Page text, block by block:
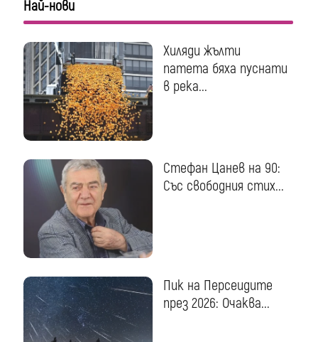
Най-нови
Хиляди жълти
патета бяха пуснати
в река...
Стефан Цанев на 90:
Със свободния стих...
Пик на Персеидите
през 2026: Очаква...